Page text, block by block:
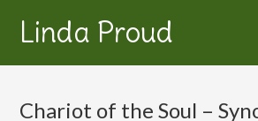
Linda Proud
Chariot of the Soul –